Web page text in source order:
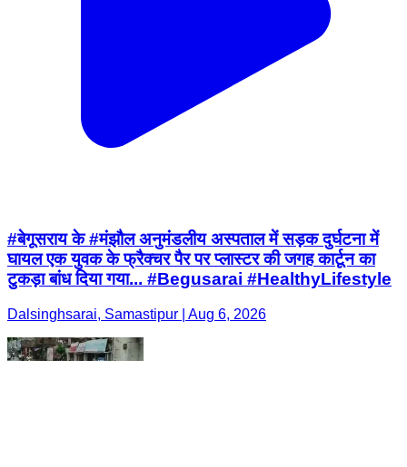
#बेगूसराय के #मंझौल अनुमंडलीय अस्पताल में सड़क दुर्घटना में
घायल एक युवक के फ्रैक्चर पैर पर प्लास्टर की जगह कार्टून का
टुकड़ा बांध दिया गया... #Begusarai #HealthyLifestyle
Dalsinghsarai, Samastipur | Aug 6, 2026